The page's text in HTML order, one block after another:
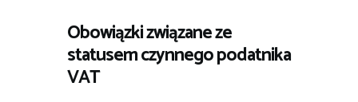
Obowiązki związane ze
statusem czynnego podatnika
VAT